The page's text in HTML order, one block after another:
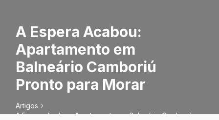
A Espera Acabou:
Apartamento em
Balneário Camboriú
Pronto para Morar
Artigos
A Espera Acabou: Apartamento em Balneário Camboriú